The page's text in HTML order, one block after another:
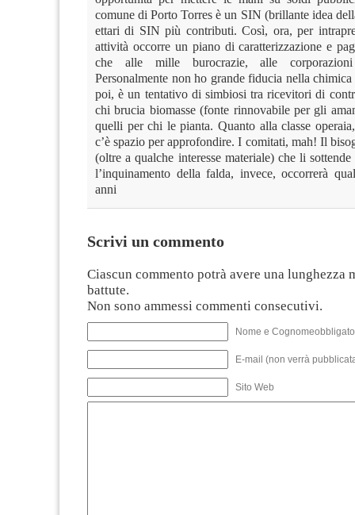
comune di Porto Torres è un SIN (brillante idea
ettari di SIN più contributi. Così, ora, per
attività occorre un piano di caratterizzazione e
che alle mille burocrazie, alle corporazioni
Personalmente non ho grande fiducia nella
poi, è un tentativo di simbiosi tra ricevitori di
chi brucia biomasse (fonte rinnovabile per gli
quelli per chi le pianta. Quanto alla classe
c’è spazio per approfondire. I comitati, mah! Il
(oltre a qualche interesse materiale) che li
l’inquinamento della falda, invece, occorrerà
anni
Scrivi un commento
Ciascun commento potrà avere una lunghezza
battute.
Non sono ammessi commenti consecutivi.
Nome e
E-mail (non verrà
Sito Web